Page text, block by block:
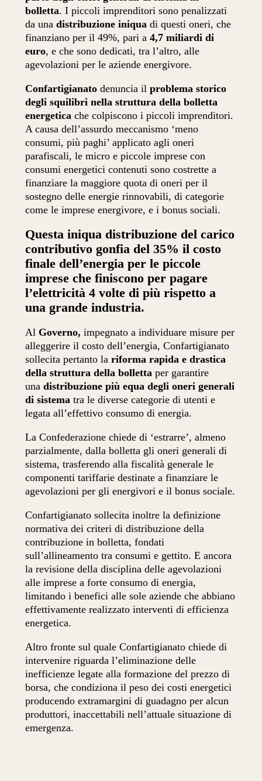
bolletta. I piccoli imprenditori sono penalizzati
da unadistribuzione iniqua di questi oneri, che
finanziano per il 49%, pari a4,7 miliardi di
euro,e che sono dedicati, tra l’altro, alle
agevolazioni per le aziende energivore.
Confartigianato denuncia ilproblema storico
degli squilibri nella struttura della bolletta
energetica che colpiscono i piccoli imprenditori.
A causa dell’assurdo meccanismo ‘meno
consumi, più paghi’ applicato agli oneri
parafiscali, le micro e piccole imprese con
consumi energetici contenuti sono costrette a
finanziare la maggiore quota di oneri per il
sostegno delle energie rinnovabili, di categorie
come le imprese energivore, e i bonus sociali.
Questa iniqua distribuzione del carico
contributivo gonfia del 35% il costo
finale dell’energia per le piccole
imprese che finiscono per pagare
l’elettricità 4 volte di più rispetto a
una grande industria.
Al Governo, impegnato a individuare misure per
alleggerire il costo dell’energia, Confartigianato
sollecita pertanto lariforma rapida e drastica
della struttura della bolletta per garantire
unadistribuzione più equa degli oneri generali
di sistema tra le diverse categorie di utenti e
legata all’effettivo consumo di energia.
La Confederazione chiede di ‘estrarre’, almeno
parzialmente, dalla bolletta gli oneri generali di
sistema, trasferendo alla fiscalità generale le
componenti tariffarie destinate a finanziare le
agevolazioni per gli energivori e il bonus sociale.
Confartigianato sollecita inoltre la definizione
normativa dei criteri di distribuzione della
contribuzione in bolletta, fondati
sull’allineamento tra consumi e gettito. E ancora
la revisione della disciplina delle agevolazioni
alle imprese a forte consumo di energia,
limitando i benefici alle sole aziende che abbiano
effettivamente realizzato interventi di efficienza
energetica.
Altro fronte sul quale Confartigianato chiede di
intervenire riguarda l’eliminazione delle
inefficienze legate alla formazione del prezzo di
borsa, che condiziona il peso dei costi energetici
producendo extramargini di guadagno per alcun
produttori, inaccettabili nell’attuale situazione di
emergenza.